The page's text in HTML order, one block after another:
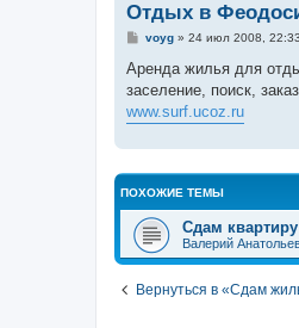
Отдых в
С
о
щ
е
н
е
voyg» 24 июл 2008, 22:33
Аренда жилья для
заселение, поиск,
www.surf.ucoz.ru
ПОХОЖИЕ ТЕМЫ
Сдам
Валерий
Вернуться в «Сдам